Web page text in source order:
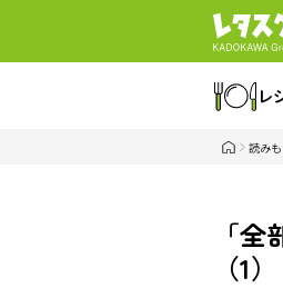
レ
読み
「
（1）